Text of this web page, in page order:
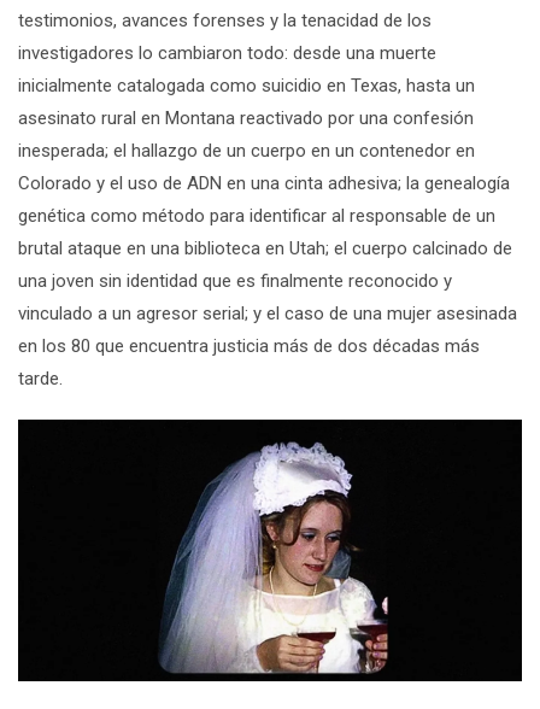
testimonios, avances forenses y la tenacidad de los
investigadores lo cambiaron todo: desde una muerte
inicialmente catalogada como suicidio en Texas, hasta un
asesinato rural en Montana reactivado por una confesión
inesperada; el hallazgo de un cuerpo en un contenedor en
Colorado y el uso de ADN en una cinta adhesiva; la genealogía
genética como método para identificar al responsable de un
brutal ataque en una biblioteca en Utah; el cuerpo calcinado de
una joven sin identidad que es finalmente reconocido y
vinculado a un agresor serial; y el caso de una mujer asesinada
en los 80 que encuentra justicia más de dos décadas más
tarde